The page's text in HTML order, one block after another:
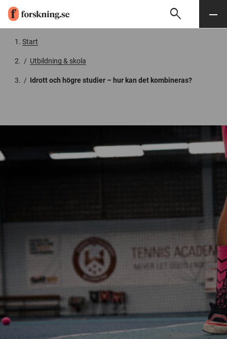
Söksearch Meny
Start
/ Utbildning & skola
/ Idrott och högre studier – hur kan det kombineras?